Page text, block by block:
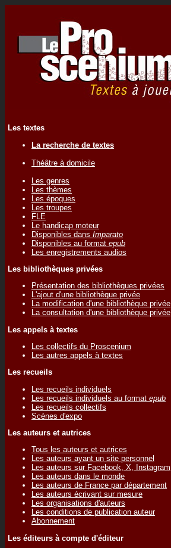
Les textes
La recherche de textes
Théâtre à domicile
Les genres
Les thèmes
Les époques
Les troupes
FLE
Le handicap moteur
Disponibles dans Imparato
Disponibles au format epub
Les enregistrements audios
Les bibliothèques privées
Présentation des bibliothèques privées
L'ajout d'une bibliothèque privée
La modification d'une bibliothèque privée
La consultation d'une bibliothèque privée
Les appels à textes
Les collectifs du Proscenium
Les autres appels à textes
Les recueils
Les recueils individuels
Les recueils individuels au format epub
Les recueils collectifs
Scènes d'expo
Les auteurs et autrices
Tous les auteurs et autrices
Les auteurs ayant un site personnel
Les auteurs sur Facebook, X, Instagram
Les auteurs dans le monde
Les auteurs de France par département
Les auteurs écrivant sur mesure
Les organisations d'auteurs
Les conditions de publication auteur
Abonnement
Les éditeurs à compte d'éditeur